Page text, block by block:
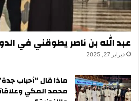
عبد الله بن ناصر يطوقني في
فبراير 27, 2025
ماذا قال “أحباب
محمد المكي